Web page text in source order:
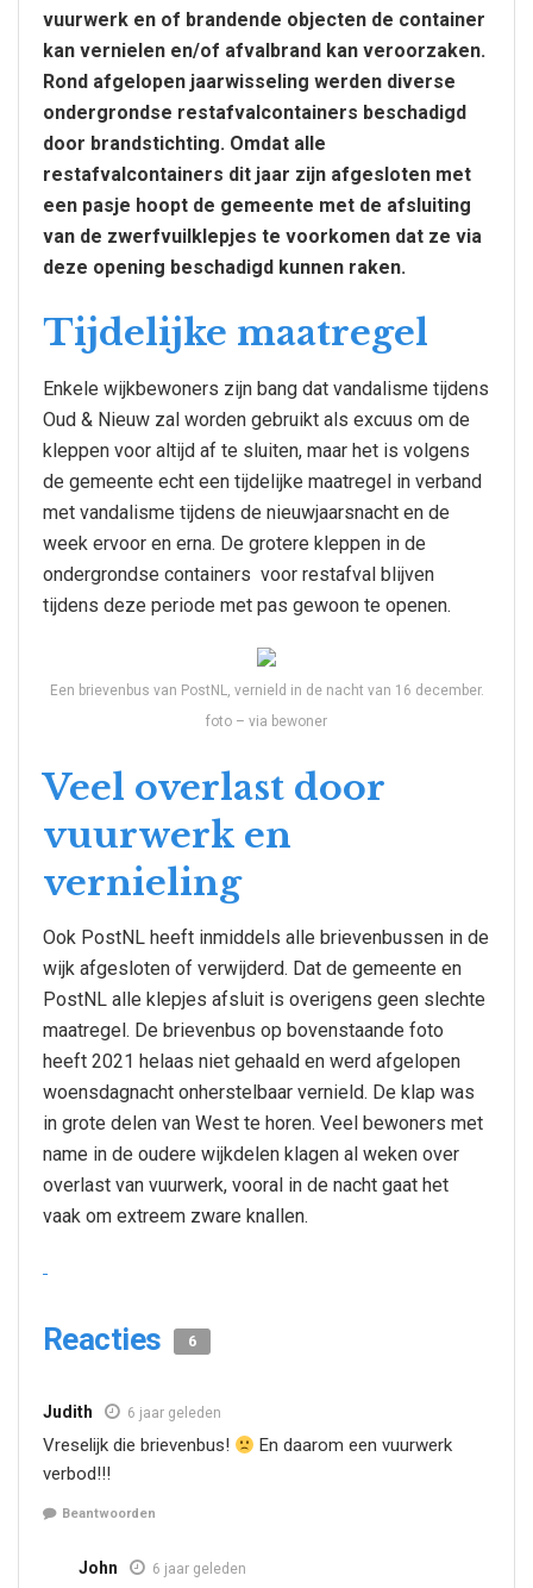
vuurwerk en of brandende objecten de container
kan vernielen en/of afvalbrand kan veroorzaken.
Rond afgelopen jaarwisseling werden diverse
ondergrondse restafvalcontainers beschadigd
door brandstichting. Omdat alle
restafvalcontainers dit jaar zijn afgesloten met
een pasje hoopt de gemeente met de afsluiting
van de zwerfvuilklepjes te voorkomen dat ze via
deze opening beschadigd kunnen raken.
Tijdelijke maatregel
Enkele wijkbewoners zijn bang dat vandalisme tijdens
Oud & Nieuw zal worden gebruikt als excuus om de
kleppen voor altijd af te sluiten, maar het is volgens
de gemeente echt een tijdelijke maatregel in verband
met vandalisme tijdens de nieuwjaarsnacht en de
week ervoor en erna. De grotere kleppen in de
ondergrondse containers voor restafval blijven
tijdens deze periode met pas gewoon te openen.
Een brievenbus van PostNL, vernield in de nacht van 16 december.
foto – via bewoner
Veel overlast door
vuurwerk en
vernieling
Ook PostNL heeft inmiddels alle brievenbussen in de
wijk afgesloten of verwijderd. Dat de gemeente en
PostNL alle klepjes afsluit is overigens geen slechte
maatregel. De brievenbus op bovenstaande foto
heeft 2021 helaas niet gehaald en werd afgelopen
woensdagnacht onherstelbaar vernield. De klap was
in grote delen van West te horen. Veel bewoners met
name in de oudere wijkdelen klagen al weken over
overlast van vuurwerk, vooral in de nacht gaat het
vaak om extreem zware knallen.
Reacties 6
Judith 6 jaar geleden
Vreselijk die brievenbus!
En daarom een vuurwerk
verbod!!!
Beantwoorden
John 6 jaar geleden